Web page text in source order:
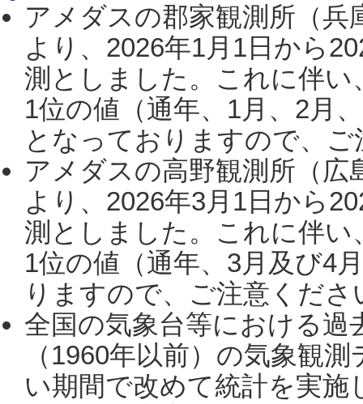
アメダスの郡家観測所（
より、2026年1月1日から
測としました。これに伴い
1位の値（通年、1月、2月
となっておりますので、
アメダスの高野観測所（
より、2026年3月1日から
測としました。これに伴い
1位の値（通年、3月及び4
りますので、ご注意くだ
全国の気象台等における過
（1960年以前）の気象観
い期間で改めて統計を実